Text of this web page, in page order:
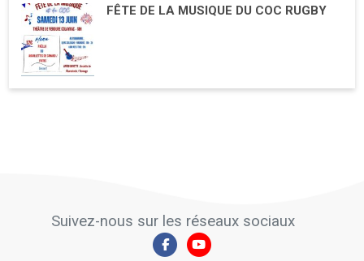
FÊTE DE LA MUSIQUE DU COC RUGBY
Suivez-nous sur les réseaux sociaux